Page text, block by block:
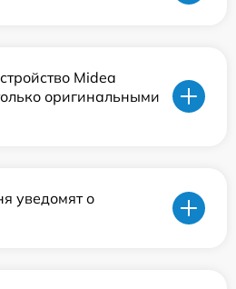
Midea
оригинальными
уведомят о